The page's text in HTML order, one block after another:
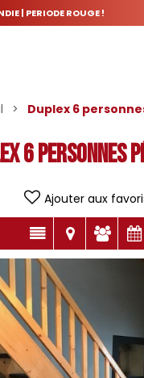
| PERIODE ROUGE !
> Duplex 6
6 personnes
Ajouter aux